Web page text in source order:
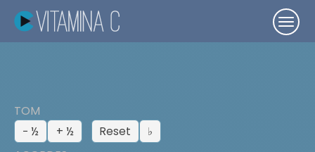
TOM
− ½ + ½ Reset ♭